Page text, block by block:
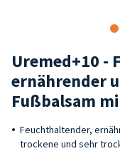
Uremed+10 -
ernährender
Fußbalsam
Feuchthaltender,
trockene und sehr